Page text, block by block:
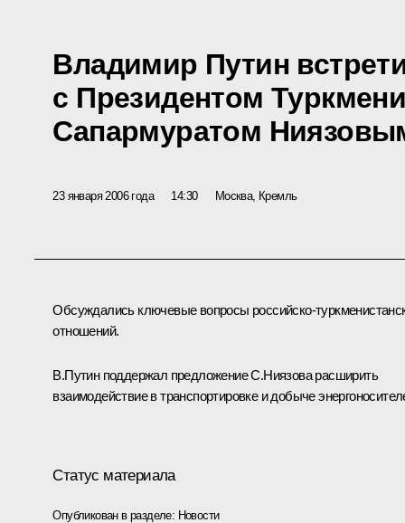
Владимир Путин
с Президентом
Сапармуратом
23 января 2006 года 14:30 Москва, Кремль
Обсуждались ключевые вопросы российско-
отношений.
В.Путин поддержал предложение С.Ниязова расширить
взаимодействие в транспортировке и добыче
Статус материала
Опубликован в разделе: Новости